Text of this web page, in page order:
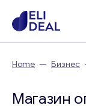
Home — Бизнес
Магазин